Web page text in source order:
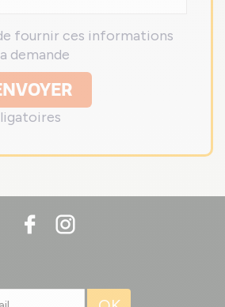
fournir ces informations
demande